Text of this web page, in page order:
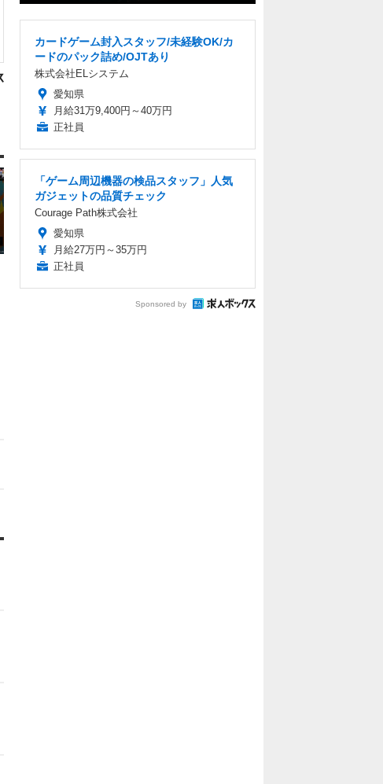
カードゲーム封入スタッフ/未経験OK/カ
ードのパック詰め/OJTあり
株式会社ELシステム
愛知県
月給31万9,400円～40万円
正社員
「ゲーム周辺機器の検品スタッフ」人気
ガジェットの品質チェック
Courage Path株式会社
愛知県
月給27万円～35万円
正社員
Sponsored by